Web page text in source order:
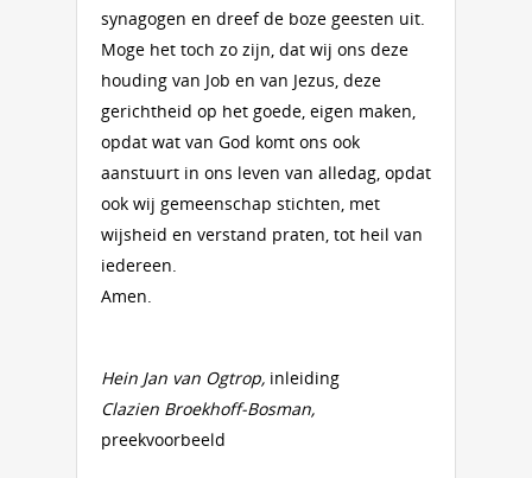
synagogen en dreef de boze geesten uit.
Moge het toch zo zijn, dat wij ons deze
houding van Job en van Jezus, deze
gerichtheid op het goede, eigen maken,
opdat wat van God komt ons ook
aanstuurt in ons leven van alledag, opdat
ook wij gemeenschap stichten, met
wijsheid en verstand praten, tot heil van
iedereen.
Amen.
Hein Jan van Ogtrop, inleiding
Clazien Broekhoff-Bosman,
preekvoorbeeld